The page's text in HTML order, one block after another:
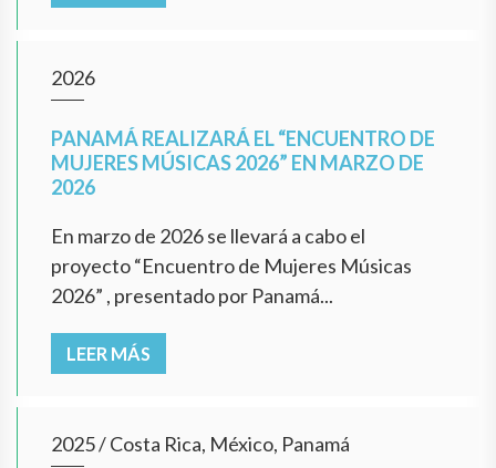
2026
PANAMÁ REALIZARÁ EL “ENCUENTRO DE
MUJERES MÚSICAS 2026” EN MARZO DE
2026
En marzo de 2026 se llevará a cabo el
proyecto “Encuentro de Mujeres Músicas
2026” , presentado por Panamá...
LEER MÁS
2025/Costa Rica, México, Panamá